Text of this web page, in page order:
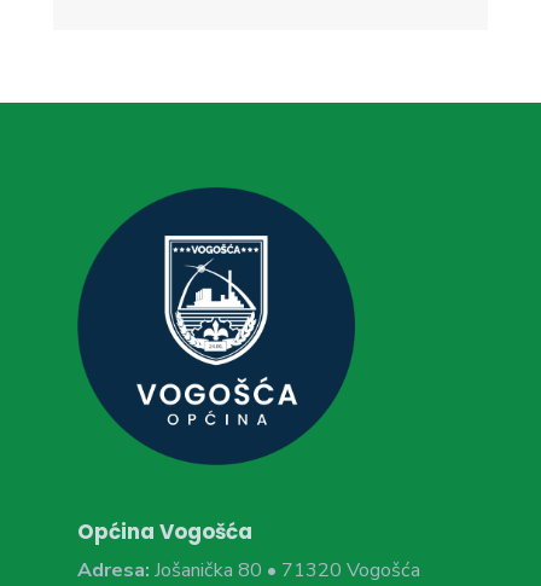
Općina Vogošća
Adresa: Jošanička 80 • 71320 Vogošća